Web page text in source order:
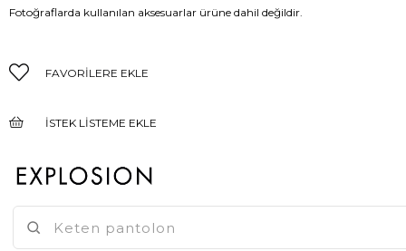
Fotoğraflarda kullanılan aksesuarlar ürüne dahil değildir.
FAVORILERE EKLE
İSTEK LISTEME EKLE